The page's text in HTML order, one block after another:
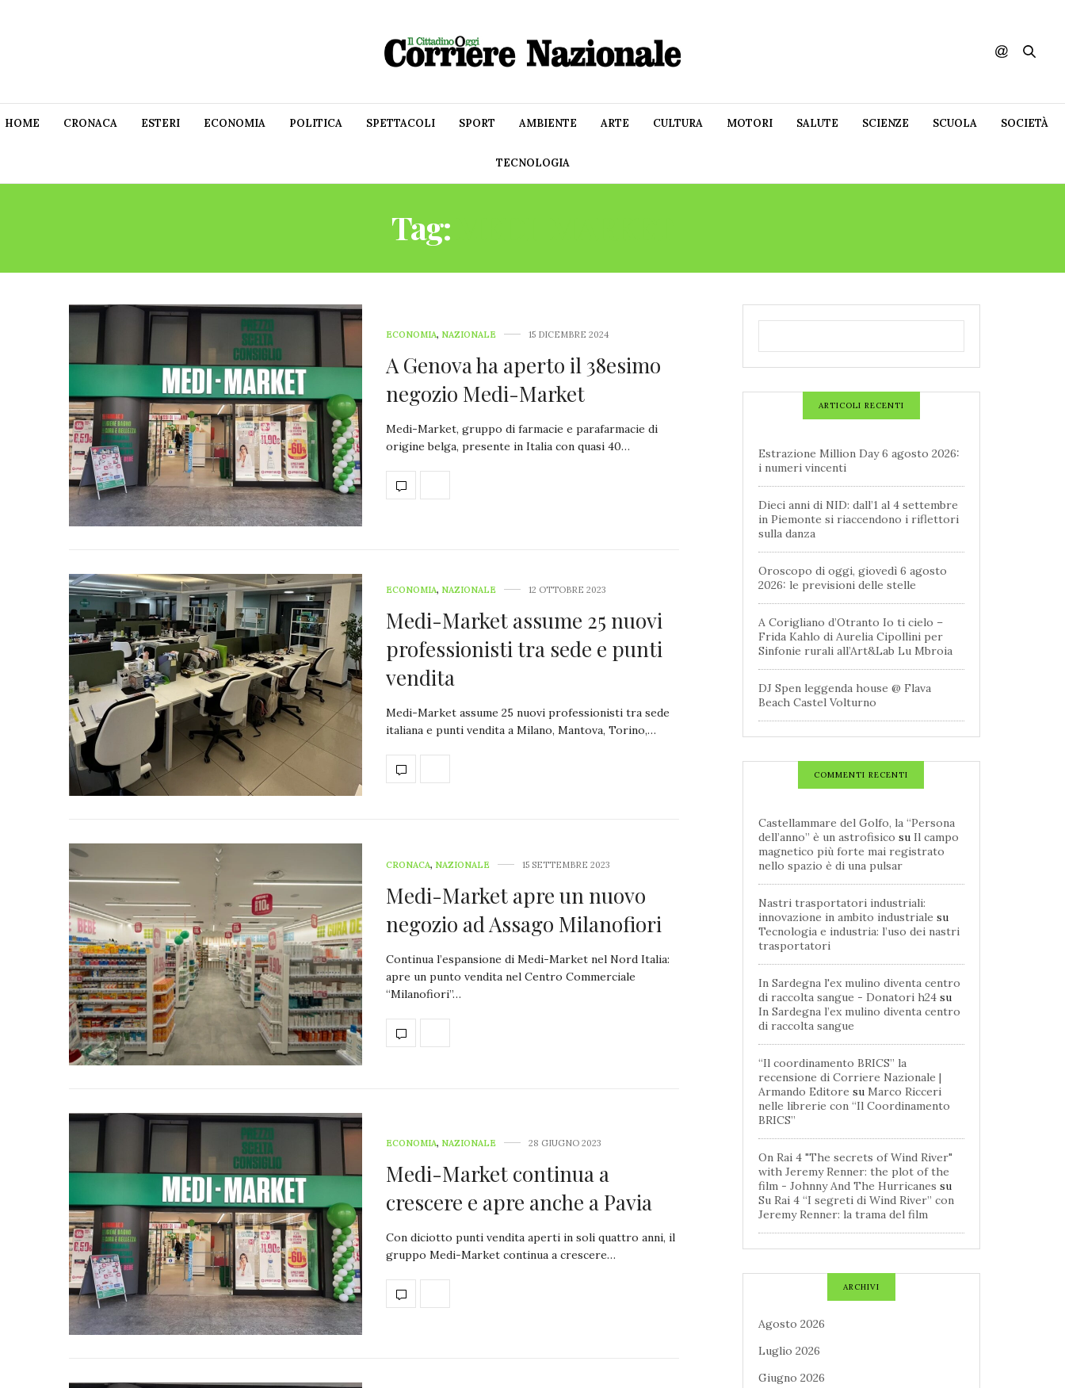
HOME CRONACA ESTERI ECONOMIA POLITICA SPETTACOLI SPORT AMBIENTE ARTE CULTURA MOTORI SALUTE SCIENZE SCUOLA SOCIETÀ
TECNOLOGIA
Tag:
ECONOMIA, NAZIONALE 15 DICEMBRE 2024
A Genova ha aperto il 38esimo
negozio Medi-Market
Medi-Market, gruppo di farmacie e parafarmacie di
origine belga, presente in Italia con quasi 40…
ECONOMIA, NAZIONALE 12 OTTOBRE 2023
Medi-Market assume 25 nuovi
professionisti tra sede e punti
vendita
Medi-Market assume 25 nuovi professionisti tra sede
italiana e punti vendita a Milano, Mantova, Torino,…
CRONACA, NAZIONALE 15 SETTEMBRE 2023
Medi-Market apre un nuovo
negozio ad Assago Milanofiori
Continua l’espansione di Medi-Market nel Nord Italia:
apre un punto vendita nel Centro Commerciale
“Milanofiori”…
ECONOMIA, NAZIONALE 28 GIUGNO 2023
Medi-Market continua a
crescere e apre anche a Pavia
Con diciotto punti vendita aperti in soli quattro anni, il
gruppo Medi-Market continua a crescere…
ARTICOLI RECENTI
Estrazione Million Day 6 agosto 2026:
i numeri vincenti
Dieci anni di NID: dall’1 al 4 settembre
in Piemonte si riaccendono i riflettori
sulla danza
Oroscopo di oggi, giovedì 6 agosto
2026: le previsioni delle stelle
A Corigliano d’Otranto Io ti cielo –
Frida Kahlo di Aurelia Cipollini per
Sinfonie rurali all’Art&Lab Lu Mbroia
DJ Spen leggenda house @ Flava
Beach Castel Volturno
COMMENTI RECENTI
Castellammare del Golfo, la “Persona
dell’anno” è un astrofisico su Il campo
magnetico più forte mai registrato
nello spazio è di una pulsar
Nastri trasportatori industriali:
innovazione in ambito industriale su
Tecnologia e industria: l’uso dei nastri
trasportatori
In Sardegna l'ex mulino diventa centro
di raccolta sangue - Donatori h24 su
In Sardegna l’ex mulino diventa centro
di raccolta sangue
“Il coordinamento BRICS” la
recensione di Corriere Nazionale |
Armando Editore su Marco Ricceri
nelle librerie con “Il Coordinamento
BRICS”
On Rai 4 "The secrets of Wind River"
with Jeremy Renner: the plot of the
film - Johnny And The Hurricanes su
Su Rai 4 “I segreti di Wind River” con
Jeremy Renner: la trama del film
ARCHIVI
Agosto 2026
Luglio 2026
Giugno 2026